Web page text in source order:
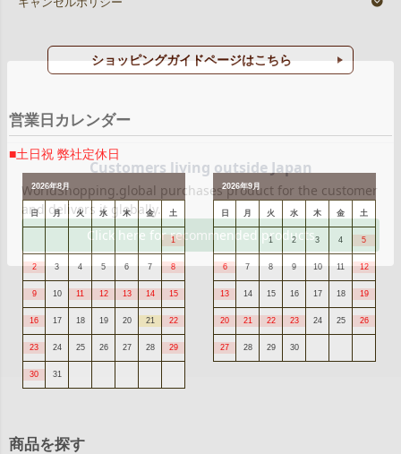
キャンセルポリシー
ショッピングガイドページはこちら
営業日カレンダー
■土日祝 弊社定休日
2026年8月
日 月 火 水 木 金 土
1
2 3 4 5 6 7 8
9 10 11 12 13 14 15
16 17 18 19 20 21 22
23 24 25 26 27 28 29
30 31
2026年9月
日 月 火 水 木 金 土
1 2 3 4 5
6 7 8 9 10 11 12
13 14 15 16 17 18 19
20 21 22 23 24 25 26
27 28 29 30
商品を探す